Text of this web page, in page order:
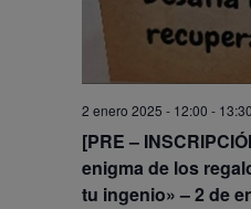
[PRE –
enigma de los
tu ingenio» – 2 de
2 enero 2025 - 12:00 - 13:30